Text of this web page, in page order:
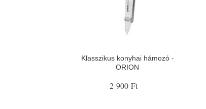
Klasszikus konyhai hámozó -
ORION
2 900 Ft